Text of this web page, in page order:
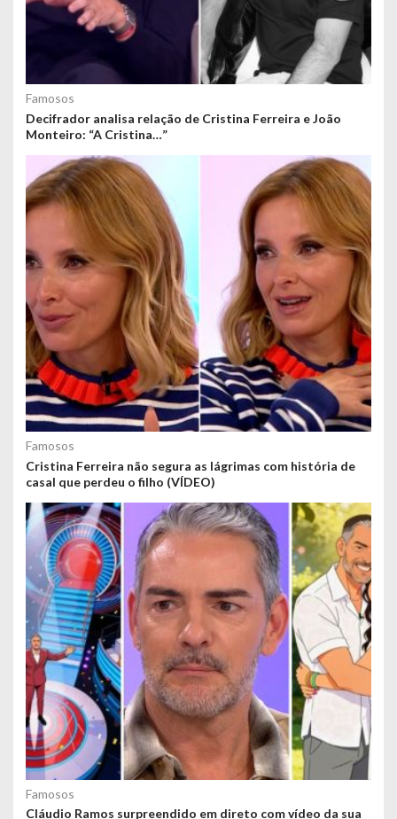
Famosos
Decifrador analisa relação de Cristina Ferreira e João
Monteiro: “A Cristina…”
Famosos
Cristina Ferreira não segura as lágrimas com história de
casal que perdeu o filho (VÍDEO)
Famosos
Cláudio Ramos surpreendido em direto com vídeo da sua